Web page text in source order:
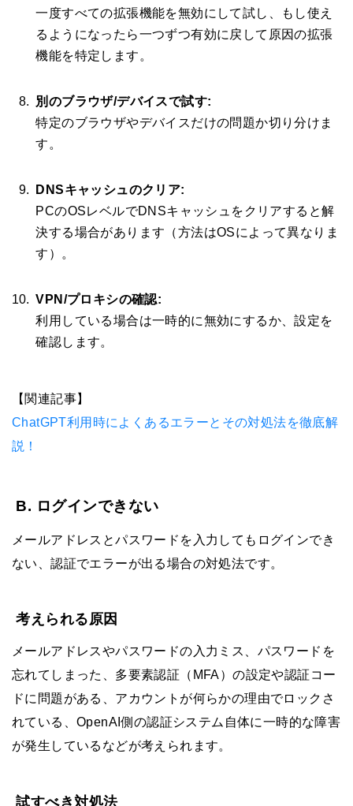
一度すべての拡張機能を無効にして試し、もし使え
るようになったら一つずつ有効に戻して原因の拡張
機能を特定します。
別のブラウザ/デバイスで試す:
特定のブラウザやデバイスだけの問題か切り分けま
す。
DNSキャッシュのクリア:
PCのOSレベルでDNSキャッシュをクリアすると解
決する場合があります（方法はOSによって異なりま
す）。
VPN/プロキシの確認:
利用している場合は一時的に無効にするか、設定を
確認します。
【関連記事】
ChatGPT利用時によくあるエラーとその対処法を徹底解
説！
B. ログインできない
メールアドレスとパスワードを入力してもログインでき
ない、認証でエラーが出る場合の対処法です。
考えられる原因
メールアドレスやパスワードの入力ミス、パスワードを
忘れてしまった、多要素認証（MFA）の設定や認証コー
ドに問題がある、アカウントが何らかの理由でロックさ
れている、OpenAI側の認証システム自体に一時的な障害
が発生しているなどが考えられます。
試すべき対処法